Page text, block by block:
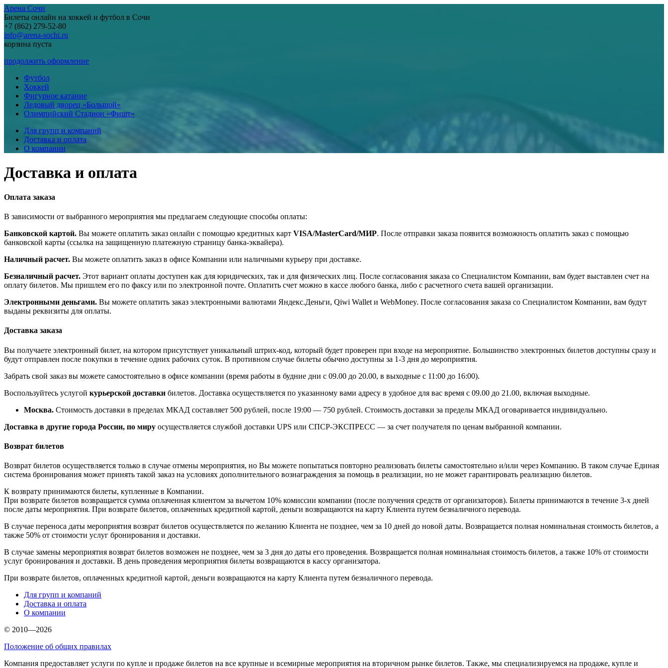
Арена Сочи
Билеты онлайн на хоккей и футбол в Сочи
+7 (862) 279-52-80
info@arena-sochi.ru
корзина пуста
продолжить оформление
Футбол
Хоккей
Фигурное катание
Ледовый дворец «Большой»
Олимпийский Стадион «Фишт»
Для групп и компаний
Доставка и оплата
О компании
Доставка и оплата
Оплата заказа
В зависимости от выбранного мероприятия мы предлагаем следующие способы оплаты:
Банковской картой. Вы можете оплатить заказ онлайн с помощью кредитных карт VISA/MasterСard/МИР. После отправки заказа появится возможность оплатить заказ с помощью
банковской карты (ссылка на защищенную платежную страницу банка-эквайера).
Наличный расчет. Вы можете оплатить заказ в офисе Компании или наличными курьеру при доставке.
Безналичный расчет. Этот вариант оплаты доступен как для юридических, так и для физических лиц. После согласования заказа со Специалистом Компании, вам будет выставлен счет на
оплату билетов. Мы пришлем его по факсу или по электронной почте. Оплатить счет можно в кассе любого банка, либо с расчетного счета вашей организации.
Электронными деньгами. Вы можете оплатить заказ электронными валютами Яндекс.Деньги, Qiwi Wallet и WebMoney. После согласования заказа со Специалистом Компании, вам будут
выданы реквизиты для оплаты.
Доставка заказа
Вы получаете электронный билет, на котором присутствует уникальный штрих-код, который будет проверен при входе на мероприятие. Большинство электронных билетов доступны сразу и
будут отправлен после покупки в течение одних рабочих суток. В противном случае билеты обычно доступны за 1-3 дня до мероприятия.
Забрать свой заказ вы можете самостоятельно в офисе компании (время работы в будние дни с 09.00 до 20.00, в выходные с 11:00 до 16:00).
Воспользуйтесь услугой курьерской доставки билетов. Доставка осуществляется по указанному вами адресу в удобное для вас время с 09.00 до 21.00, включая выходные.
Москва. Стоимость доставки в пределах МКАД составляет 500 рублей, после 19:00 — 750 рублей. Стоимость доставки за пределы МКАД оговаривается индивидуально.
Доставка в другие города России, по миру осуществляется службой доставки UPS или СПСР-ЭКСПРЕСС — за счет получателя по ценам выбранной компании.
Возврат билетов
Возврат билетов осуществляется только в случае отмены мероприятия, но Вы можете попытаться повторно реализовать билеты самостоятельно и/или через Компанию. В таком случае Единая
система бронирования может принять такой заказ на условиях дополнительного вознаграждения за помощь в реализации, но не может гарантировать реализацию билетов.
К возврату принимаются билеты, купленные в Компании.
При возврате билетов возвращается сумма оплаченная клиентом за вычетом 10% комиссии компании (после получения средств от организаторов). Билеты принимаются в течение 3-х дней
после даты мероприятия. При возврате билетов, оплаченных кредитной картой, деньги возвращаются на карту Клиента путем безналичного перевода.
В случае переноса даты мероприятия возврат билетов осуществляется по желанию Клиента не позднее, чем за 10 дней до новой даты. Возвращается полная номинальная стоимость билетов, а
также 50% от стоимости услуг бронирования и доставки.
В случае замены мероприятия возврат билетов возможен не позднее, чем за 3 дня до даты его проведения. Возвращается полная номинальная стоимость билетов, а также 10% от стоимости
услуг бронирования и доставки. В день проведения мероприятия билеты возвращаются в кассу организатора.
При возврате билетов, оплаченных кредитной картой, деньги возвращаются на карту Клиента путем безналичного перевода.
Для групп и компаний
Доставка и оплата
О компании
© 2010—2026
Положение об общих правилах
Компания предоставляет услуги по купле и продаже билетов на все крупные и всемирные мероприятия на вторичном рынке билетов. Также, мы специализируемся на продаже, купле и